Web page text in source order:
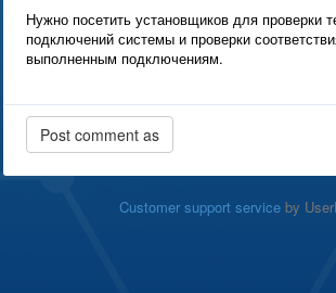
Нужно посетить установщиков для проверки
подключений системы и проверки
выполненным подключениям.
Customer support service by